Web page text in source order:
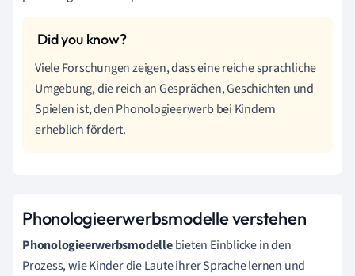
Viele Forschungen zeigen, dass eine reiche sprachliche
Umgebung, die reich an Gesprächen, Geschichten und
Spielen ist, den Phonologieerwerb bei Kindern
erheblich fördert.
Phonologieerwerbsmodelle verstehen
Phonologieerwerbsmodellebieten Einblicke in den
Prozess, wie Kinder die Laute ihrer Sprache lernen und